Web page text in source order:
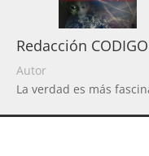
Redacción
Autor
La verdad es más